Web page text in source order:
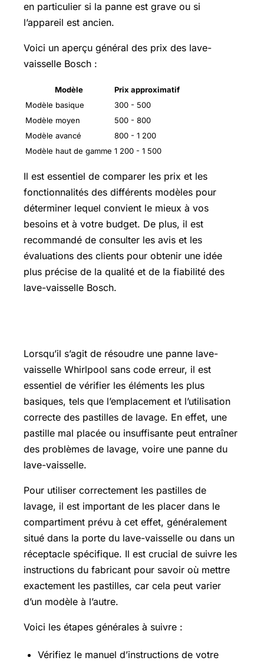
en particulier si la panne est grave ou si
l’appareil est ancien.
Voici un aperçu général des prix des lave-
vaisselle Bosch :
Modèle
Prix approximatif
Modèle basique
300 - 500
Modèle moyen
500 - 800
Modèle avancé
800 - 1 200
Modèle haut de gamme 1 200 - 1 500
Il est essentiel de comparer les prix et les
fonctionnalités des différents modèles pour
déterminer lequel convient le mieux à vos
besoins et à votre budget. De plus, il est
recommandé de consulter les avis et les
évaluations des clients pour obtenir une idée
plus précise de la qualité et de la fiabilité des
lave-vaisselle Bosch.
Lorsqu’il s’agit de résoudre une panne lave-
vaisselle Whirlpool sans code erreur, il est
essentiel de vérifier les éléments les plus
basiques, tels que l’emplacement et l’utilisation
correcte des pastilles de lavage. En effet, une
pastille mal placée ou insuffisante peut entraîner
des problèmes de lavage, voire une panne du
lave-vaisselle.
Pour utiliser correctement les pastilles de
lavage, il est important de les placer dans le
compartiment prévu à cet effet, généralement
situé dans la porte du lave-vaisselle ou dans un
réceptacle spécifique. Il est crucial de suivre les
instructions du fabricant pour savoir où mettre
exactement les pastilles, car cela peut varier
d’un modèle à l’autre.
Voici les étapes générales à suivre :
Vérifiez le manuel d’instructions de votre